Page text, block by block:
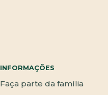
INFORMAÇÕES
Faça parte da família